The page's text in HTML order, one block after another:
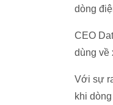
dòng
CEO
dùng về
Với sự
khi